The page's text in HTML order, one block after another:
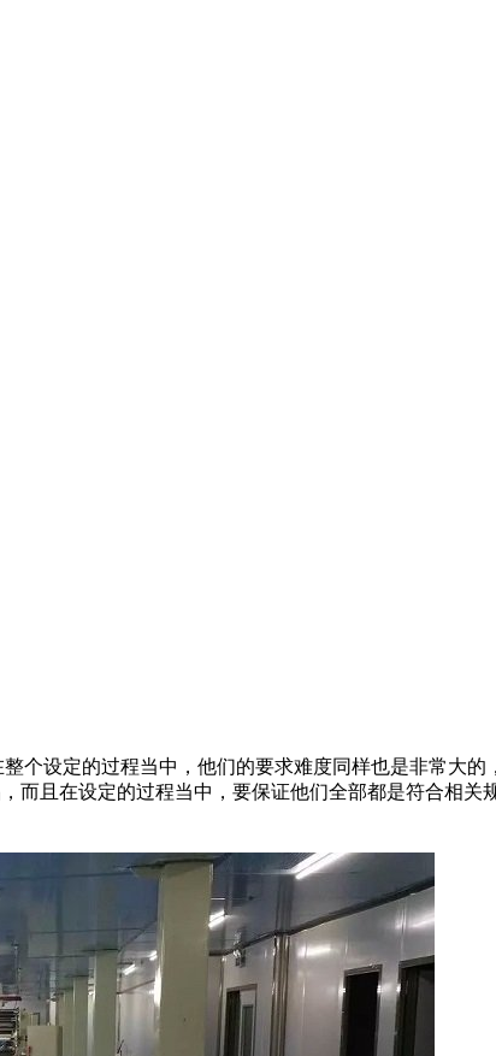
设定的过程当中，他们的要求难度同样也是非常大的
且在设定的过程当中，要保证他们全部都是符合相关